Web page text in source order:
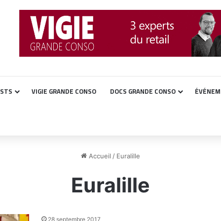
VIGIE GRANDE CONSO DOCS GRANDE CONSO
Accueil / Euralille
Euralille
28 septembre 2017